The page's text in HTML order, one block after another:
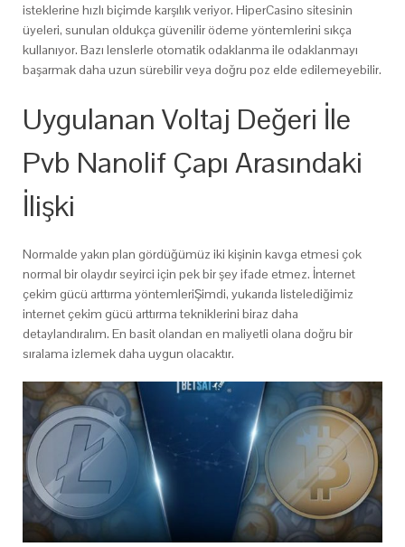
isteklerine hızlı biçimde karşılık veriyor. HiperCasino sitesinin
üyeleri, sunulan oldukça güvenilir ödeme yöntemlerini sıkça
kullanıyor. Bazı lenslerle otomatik odaklanma ile odaklanmayı
başarmak daha uzun sürebilir veya doğru poz elde edilemeyebilir.
Uygulanan Voltaj Değeri İle
Pvb Nanolif Çapı Arasındaki
İlişki
Normalde yakın plan gördüğümüz iki kişinin kavga etmesi çok
normal bir olaydır seyirci için pek bir şey ifade etmez. İnternet
çekim gücü arttırma yöntemleriŞimdi, yukarıda listelediğimiz
internet çekim gücü arttırma tekniklerini biraz daha
detaylandıralım. En basit olandan en maliyetli olana doğru bir
sıralama izlemek daha uygun olacaktır.